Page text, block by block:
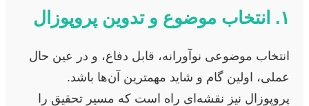
۱. انتخاب موضوع و تدوین پروپوزال
انتخاب موضوعی نوآورانه، قابل دفاع، و در عین حال
عملی، اولین گام و شاید مهمترین آن‌ها باشد.
پروپوزال نیز نقشه‌ای راه است که مسیر تحقیق را